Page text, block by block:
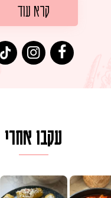
קרא עוד
עקבו אחרי
מעודנת מ
ממכרים שמכינים בכמה דקות עב